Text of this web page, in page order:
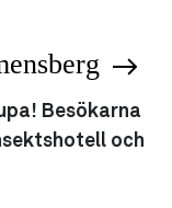
Besökarna
och